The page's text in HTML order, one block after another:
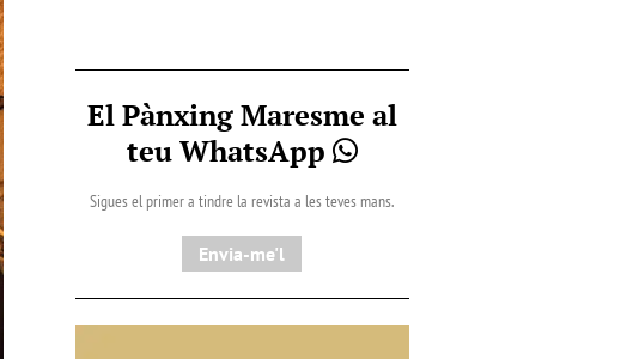
El Pànxing Maresme al
teu WhatsApp
Sigues el primer a tindre la revista a les teves mans.
Envia-me'l